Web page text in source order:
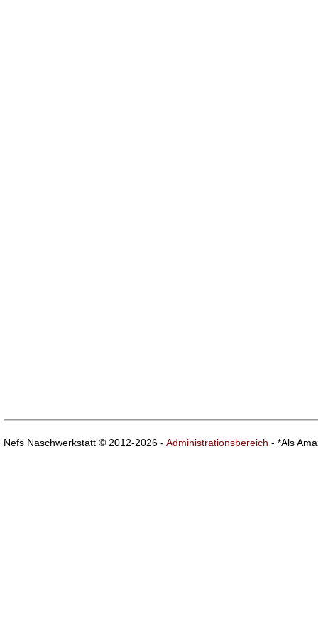
Nefs Naschwerkstatt © 2012-2026 - Administrationsbereich - *Als